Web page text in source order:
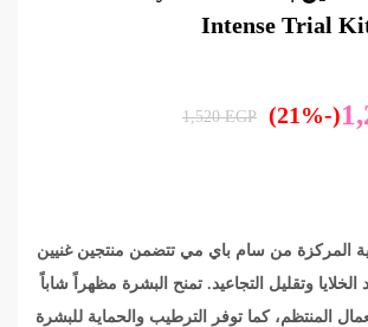
Intense Trial
(-21%)
1,520EGP
المركزة من سام باي مي تتضمن منتجين غنيين
الخلايا وتقليل التجاعيد. تمنح البشرة مظهراً شاباً
المنتظم، كما توفر الترطيب والحماية للبشرة